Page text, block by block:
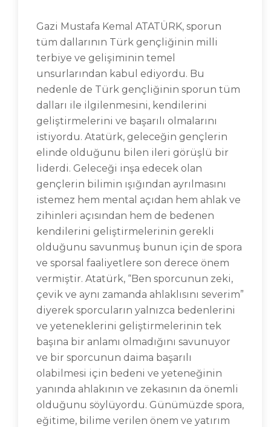
Gazi Mustafa Kemal ATATÜRK, sporun
tüm dallarının Türk gençliğinin milli
terbiye ve gelişiminin temel
unsurlarından kabul ediyordu. Bu
nedenle de Türk gençliğinin sporun tüm
dalları ile ilgilenmesini, kendilerini
geliştirmelerini ve başarılı olmalarını
istiyordu. Atatürk, geleceğin gençlerin
elinde olduğunu bilen ileri görüşlü bir
liderdi. Geleceği inşa edecek olan
gençlerin bilimin ışığından ayrılmasını
istemez hem mental açıdan hem ahlak ve
zihinleri açısından hem de bedenen
kendilerini geliştirmelerinin gerekli
olduğunu savunmuş bunun için de spora
ve sporsal faaliyetlere son derece önem
vermiştir. Atatürk, “Ben sporcunun zeki,
çevik ve aynı zamanda ahlaklısını severim”
diyerek sporcuların yalnızca bedenlerini
ve yeteneklerini geliştirmelerinin tek
başına bir anlamı olmadığını savunuyor
ve bir sporcunun daima başarılı
olabilmesi için bedeni ve yeteneğinin
yanında ahlakının ve zekasının da önemli
olduğunu söylüyordu. Günümüzde spora,
eğitime, bilime verilen önem ve yatırım